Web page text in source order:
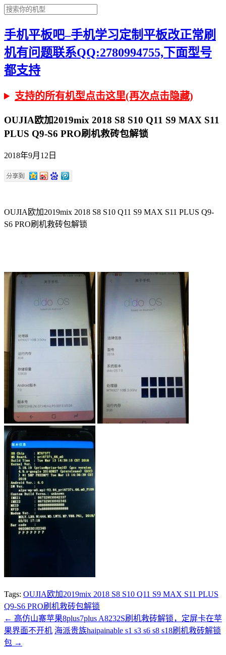
手机平板吧–手机学习定制平板改正常刷
机有问题联系QQ:2780994755,下面型号
都支持
支持的所有机型点击这里(再次点击隐藏)
OUJIA欧加2019mix 2018 S8 S10 Q11 S9 MAX S11
PLUS Q9-S6 PRO刷机救砖包解锁
2018年9月12日
OUJIA欧加2019mix 2018 S8 S10 Q11 S9 MAX S11 PLUS Q9-
S6 PRO刷机救砖包解锁
Tags: OUJIA欧加2019mix 2018 S8 S10 Q11 S9 MAX S11 PLUS
Q9-S6 PRO刷机救砖包解锁
← 高仿山寨苹果8plus7plus A8232S刷机救砖解锁，定屏卡在苹
果界面不开机 海派贵族haipainable s1 s3 s6 s8 s18刷机救砖解锁
包 →